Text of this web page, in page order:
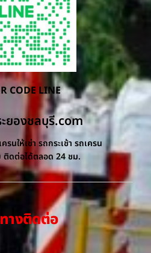
CODE LINE
ะยองชลบุรี.com
รนให้เช่า รถกระเช้า รถเครน
ติดต่อได้ตลอด 24 ชม.
างติดต่อ